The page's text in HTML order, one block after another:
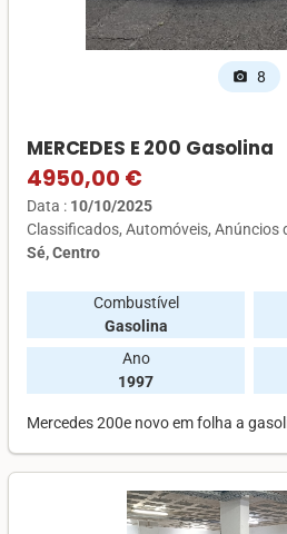
photo_camera 8
MERCEDES E 200 Gasolina
4950,00 €
Data : 10/10/2025
Classificados Automóveis Anúncios
Sé, Centro
Combustível
Gasolina
Ano
1997
Mercedes 200e novo em folha a